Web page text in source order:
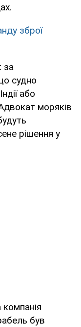
зброї
за
судно
або
моряків
рішення у
був